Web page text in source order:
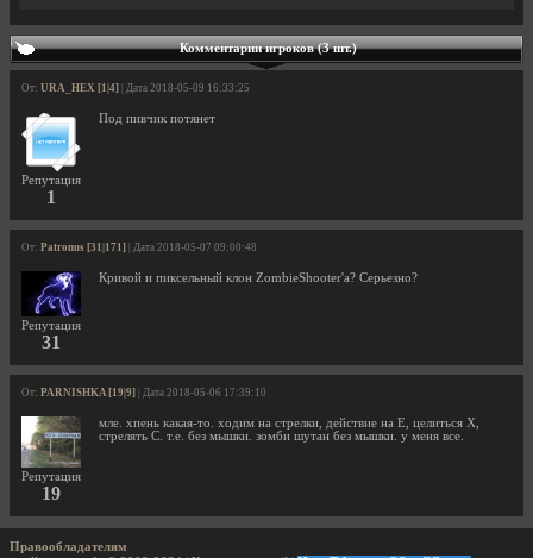
Комментарии игроков (3 шт.)
От: URA_HEX [1|4] | Дата 2018-05-09 16:33:25
Репутация
1
Под пивчик потянет
От: Patronus [31|171] | Дата 2018-05-07 09:00:48
Репутация
31
Кривой и пиксельный клон ZombieShooter'а? Серьезно?
От: PARNISHKA [19|9] | Дата 2018-05-06 17:39:10
Репутация
19
мле. хпень какая-то. ходим на стрелки, действие на Е, целиться Х,
стрелять С. т.е. без мышки. зомби шутан без мышки. у меня все.
Правообладателям